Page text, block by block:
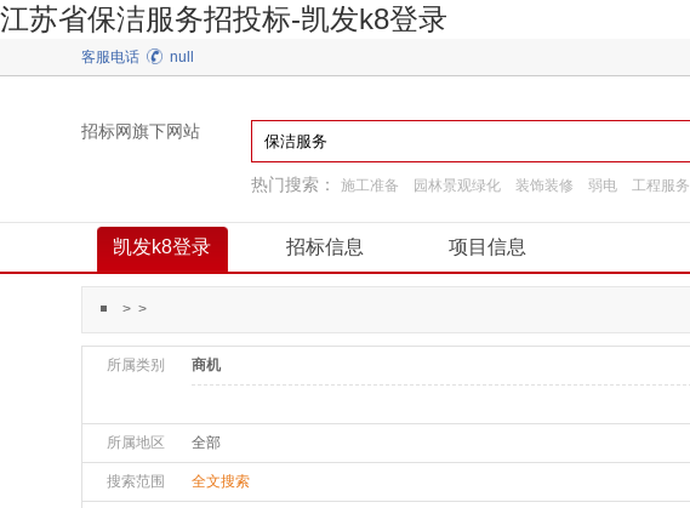
江苏省保洁服务招投标-凯发k8登录
客服电话 null
招标网旗下网站
热门搜索： 施工准备 园林景观绿化 装饰装修 弱电 工程服务
凯发k8登录 招标信息 项目信息
> >
所属类别 商机
所属地区 全部
搜索范围 全文搜索